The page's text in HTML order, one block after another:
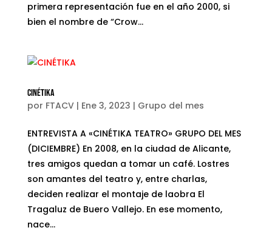
primera representación fue en el año 2000, si
bien el nombre de “Crow...
CINÉTIKA
por FTACV| Ene 3, 2023 | Grupo del mes
ENTREVISTA A «CINÉTIKA TEATRO» GRUPO DEL MES
(DICIEMBRE) En 2008, en la ciudad de Alicante,
tres amigos quedan a tomar un café. Lostres
son amantes del teatro y, entre charlas,
deciden realizar el montaje de laobra El
Tragaluz de Buero Vallejo. En ese momento,
nace...